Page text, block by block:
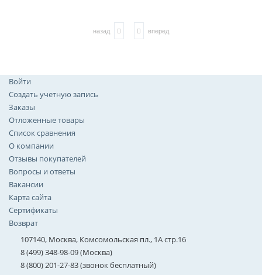
назад вперед
Войти
Создать учетную запись
Заказы
Отложенные товары
Список сравнения
О компании
Отзывы покупателей
Вопросы и ответы
Вакансии
Карта сайта
Сертификаты
Возврат
107140, Москва, Комсомольская пл., 1А стр.16
8 (499) 348-98-09 (Москва)
8 (800) 201-27-83 (звонок бесплатный)